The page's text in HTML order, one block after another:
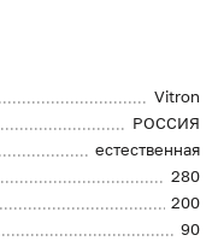
Vitron
РОССИЯ
естественная
280
200
90